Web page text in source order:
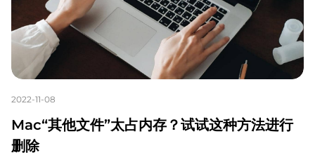
2022-11-08
Mac“其他文件”太占内存？试试这种方法进行
删除